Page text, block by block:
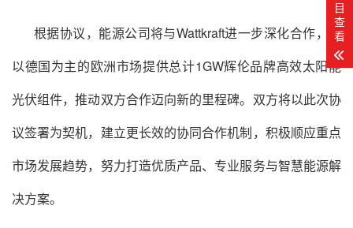
根据协议，能源公司将与Wattkraft进一步深化合作，向
以德国为主的欧洲市场提供总计1GW辉伦品牌高效太阳能
光伏组件，推动双方合作迈向新的里程碑。双方将以此次协
议签署为契机，建立更长效的协同合作机制，积极顺应重点
市场发展趋势，努力打造优质产品、专业服务与智慧能源解
决方案。
目
查
看